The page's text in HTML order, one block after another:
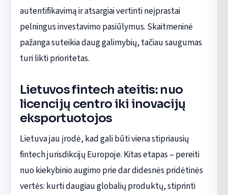
autentifikavimą ir atsargiai vertinti neįprastai
pelningus investavimo pasiūlymus. Skaitmeninė
pažanga suteikia daug galimybių, tačiau saugumas
turi likti prioritetas.
Lietuvos fintech ateitis: nuo
licencijų centro iki inovacijų
eksportuotojos
Lietuva jau įrodė, kad gali būti viena stipriausių
fintech jurisdikcijų Europoje. Kitas etapas – pereiti
nuo kiekybinio augimo prie dar didesnės pridėtinės
vertės: kurti daugiau globalių produktų, stiprinti